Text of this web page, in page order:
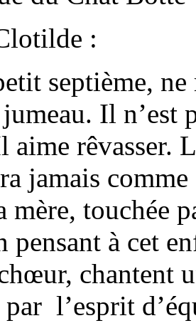
:
septième,
jumeau. Il n’est
aime rêvasser.
jamais
mère, touchée
pensant à cet
chantent
par l’esprit